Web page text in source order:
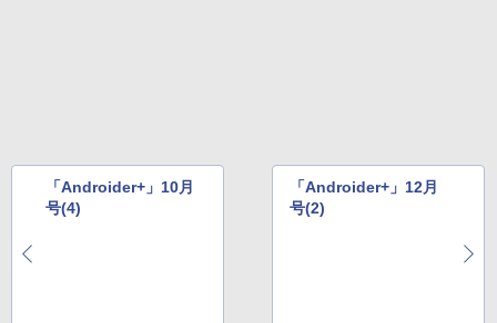
「Androider+」10月
号(4)
「Androider+」12月
号(2)